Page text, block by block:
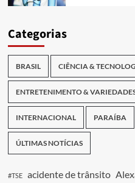
Categorias
BRASIL CIÊNCIA &
ENTRETENIMENTO &
INTERNACIONAL PARAÍBA
ÚLTIMAS NOTÍCIAS
#TSE acidente de trânsito